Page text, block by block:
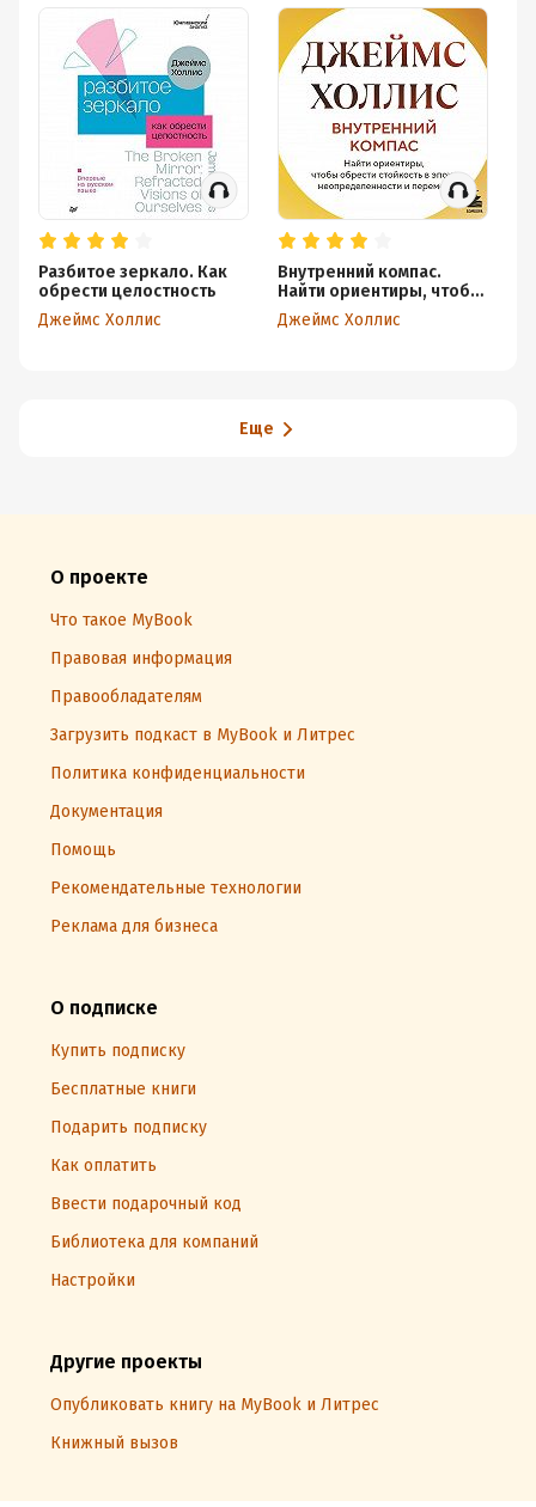
Разбитое зеркало. Как
обрести целостность
Джеймс Холлис
Внутренний компас.
Найти ориентиры, чтобы
обрести стойкость в
эпоху неопределенности
Джеймс Холлис
Еще
О проекте
Что такое MyBook
Правовая информация
Правообладателям
Загрузить подкаст в MyBook и Литрес
Политика конфиденциальности
Документация
Помощь
Рекомендательные технологии
Реклама для бизнеса
О подписке
Купить подписку
Бесплатные книги
Подарить подписку
Как оплатить
Ввести подарочный код
Библиотека для компаний
Настройки
Другие проекты
Опубликовать книгу на MyBook и Литрес
Книжный вызов